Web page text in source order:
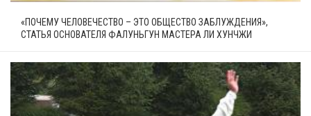
«ПОЧЕМУ ЧЕЛОВЕЧЕСТВО – ЭТО ОБЩЕСТВО ЗАБЛУЖДЕНИЯ»,
СТАТЬЯ ОСНОВАТЕЛЯ ФАЛУНЬГУН МАСТЕРА ЛИ ХУНЧЖИ